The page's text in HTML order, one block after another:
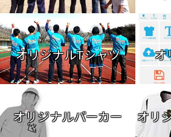
オリジナルTシャツ オ
オリジナルパーカー オリ